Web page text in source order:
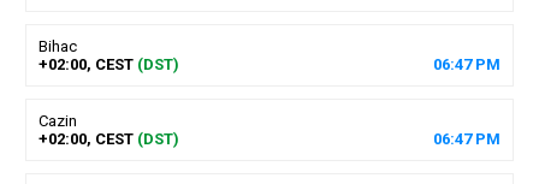
Bihac
+02:00, CEST (DST) 06:47PM
Cazin
+02:00, CEST (DST) 06:47PM